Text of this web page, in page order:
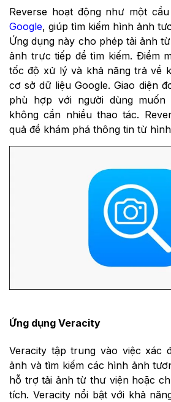
Reverse hoạt động như một
Google, giúp tìm kiếm hình ảnh
Ứng dụng này cho phép tải ảnh
ảnh trực tiếp để tìm kiếm. Điểm
tốc độ xử lý và khả năng trả về
cơ sở dữ liệu Google. Giao diện
phù hợp với người dùng
không cần nhiều thao tác.
quả để khám phá thông tin từ
Ứng dụng Veracity
Veracity tập trung vào việc xác
ảnh và tìm kiếm các hình ảnh
hỗ trợ tải ảnh từ thư viện hoặc
tích. Veracity nổi bật với khả